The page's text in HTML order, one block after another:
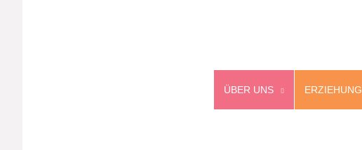
ÜBER UNS ERZIEHUNG